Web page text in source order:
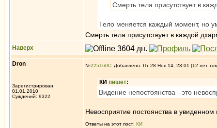
Смерть тела присутствует в
Тело меняется каждый момент, но
Смерть тела присутствует в каждой
Наверх
Dron
Зарегистрирован:
01.01.2010
Суждений: 9322
№225160 Добавлено: Пт 28 Ноя 14, 23:01 (12 лет
КИ пишет:
Видение непостоянства - это
Невосприятие постоянства в
Ответы на этот пост: КИ